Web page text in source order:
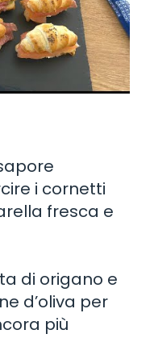
i cornetti
fresca e
di origano e
d’oliva per
più